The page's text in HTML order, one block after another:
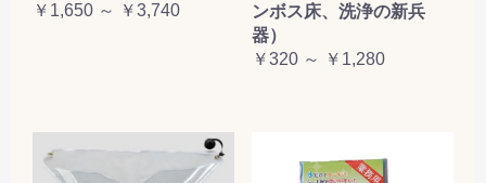
￥1,650 ～ ￥3,740
ンボス床、洗浄の新兵
器）
￥320 ～ ￥1,280